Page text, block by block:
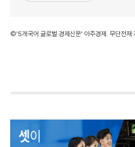
©'5개국어 글로벌 경제신문' 아주경제. 무단전재·